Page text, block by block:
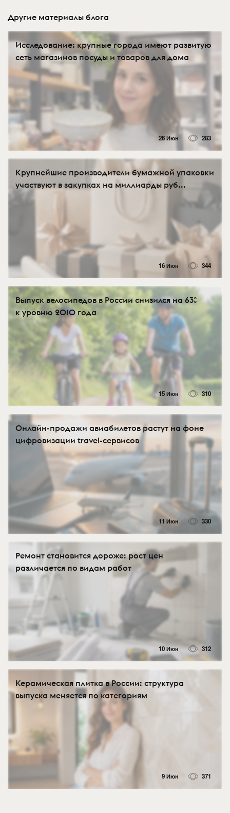
Другие материалы блога
Исследование: крупные города имеют развитую
сеть магазинов посуды и товаров для дома
26 Июн 283
Крупнейшие производители бумажной упаковки
участвуют в закупках на миллиарды руб...
16 Июн 344
Выпуск велосипедов в России снизился на 63%
к уровню 2010 года
15 Июн 310
Онлайн-продажи авиабилетов растут на фоне
цифровизации travel-сервисов
11 Июн 330
Ремонт становится дороже: рост цен
различается по видам работ
10 Июн 312
Керамическая плитка в России: структура
выпуска меняется по категориям
9 Июн 371